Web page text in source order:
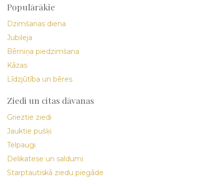
Populārākie
Dzimšanas diena
Jubileja
Bērniņa piedzimšana
Kāzas
Līdzjūtība un bēres
Ziedi un citas dāvanas
Grieztie ziedi
Jauktie pušķi
Telpaugi
Delikatese un saldumi
Starptautiskā ziedu piegāde